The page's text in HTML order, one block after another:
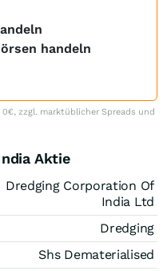
handeln
zzgl. marktüblicher Spreads und
Aktie
Dredging Corporation Of
India Ltd
Dredging
Shs Dematerialised